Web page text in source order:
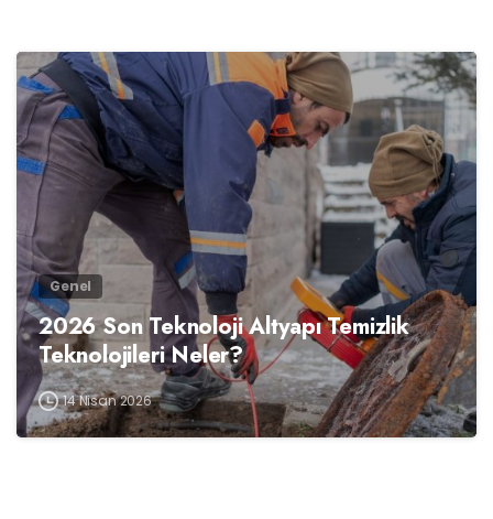
0
Genel
2026 Son Teknoloji Altyapı Temizlik
Teknolojileri Neler?
14 Nisan 2026